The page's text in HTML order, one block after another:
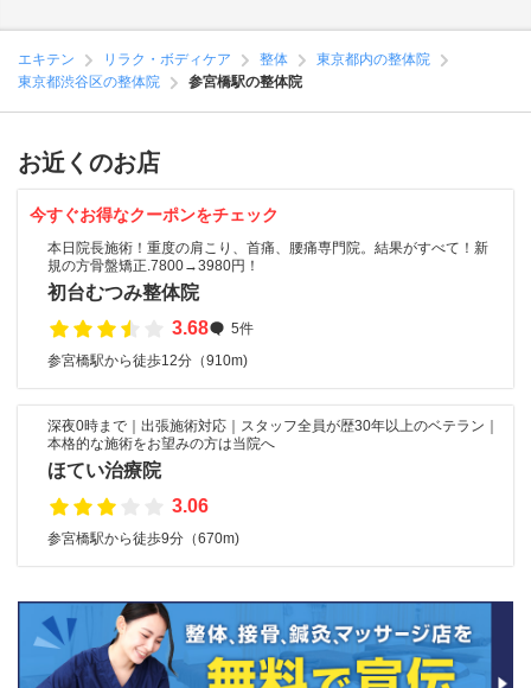
エキテン リラク・ボディケア 整体
東京都内の整体院
東京都渋谷区の整体院
参宮橋駅の整体院
お近くのお店
今すぐお得なクーポンをチェック
本日院長施術！重度の肩こり、首痛、腰痛専門院。結果がすべて！新
規の方骨盤矯正.7800→3980円！
初台むつみ整体院
3.68
5件
参宮橋駅から徒歩12分（910m)
深夜0時まで｜出張施術対応｜スタッフ全員が歴30年以上のベテラン｜
本格的な施術をお望みの方は当院へ
ほてい治療院
3.06
参宮橋駅から徒歩9分（670m)